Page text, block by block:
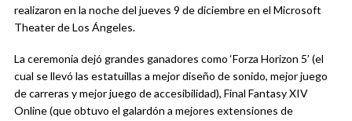
realizaron en la noche del jueves 9 de diciembre en el Microsoft
Theater de Los Ángeles.
La ceremonia dejó grandes ganadores como ‘Forza Horizon 5’ (el
cual se llevó las estatuillas a mejor diseño de sonido, mejor juego
de carreras y mejor juego de accesibilidad), Final Fantasy XIV
Online (que obtuvo el galardón a mejores extensiones de